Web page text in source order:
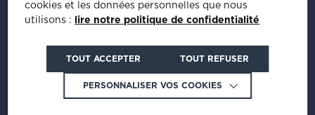
cookies et les données personnelles que nous
utilisons :
lire notre politique de confidentialité
TOUT ACCEPTER TOUT REFUSER
PERSONNALISER VOS COOKIES